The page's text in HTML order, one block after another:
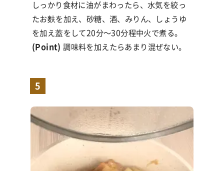
しっかり食材に油がまわったら、水気を絞っ
たお麩を加え、砂糖、酒、みりん、しょうゆ
を加え蓋をして20分〜30分程中火で煮る。
(Point) 調味料を加えたらあまり混ぜない。
5